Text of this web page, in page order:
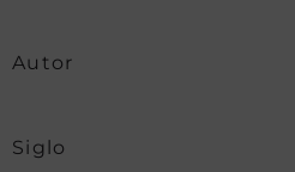
Autor
Siglo